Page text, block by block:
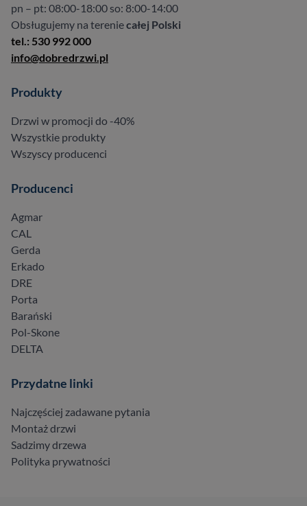
pn – pt: 08:00-18:00 so: 8:00-14:00
Obsługujemy na tereniecałej Polski
tel.: 530 992 000
info@dobredrzwi.pl
Produkty
Drzwi w promocji do -40%
Wszystkie produkty
Wszyscy producenci
Producenci
Agmar
CAL
Gerda
Erkado
DRE
Porta
Barański
Pol-Skone
DELTA
Przydatne linki
Najczęściej zadawane pytania
Montaż drzwi
Sadzimy drzewa
Polityka prywatności